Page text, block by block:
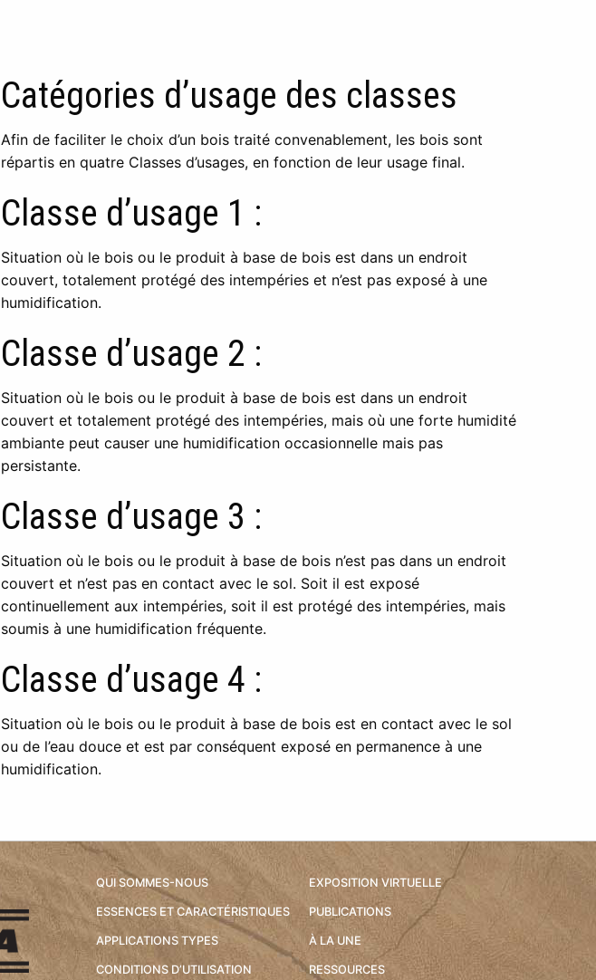
Catégories d’usage des classes
Afin de faciliter le choix d’un bois traité convenablement, les bois sont
répartis en quatre Classes d’usages, en fonction de leur usage final.
Classe d’usage 1 :
Situation où le bois ou le produit à base de bois est dans un endroit
couvert, totalement protégé des intempéries et n’est pas exposé à une
humidification.
Classe d’usage 2 :
Situation où le bois ou le produit à base de bois est dans un endroit
couvert et totalement protégé des intempéries, mais où une forte humidité
ambiante peut causer une humidification occasionnelle mais pas
persistante.
Classe d’usage 3 :
Situation où le bois ou le produit à base de bois n’est pas dans un endroit
couvert et n’est pas en contact avec le sol. Soit il est exposé
continuellement aux intempéries, soit il est protégé des intempéries, mais
soumis à une humidification fréquente.
Classe d’usage 4 :
Situation où le bois ou le produit à base de bois est en contact avec le sol
ou de l’eau douce et est par conséquent exposé en permanence à une
humidification.
QUI SOMMES-NOUS EXPOSITION VIRTUELLE
ESSENCES ET CARACTÉRISTIQUES PUBLICATIONS
APPLICATIONS TYPES À LA UNE
CONDITIONS D’UTILISATION RESSOURCES